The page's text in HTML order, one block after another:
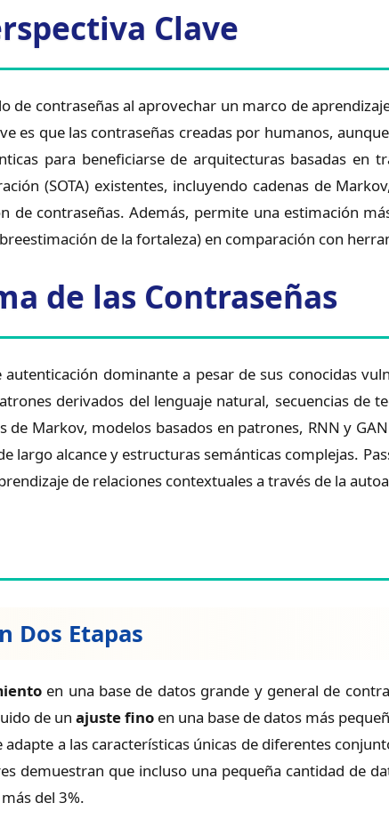
Clave
de contraseñas al aprovechar un marco de
es que las contraseñas creadas por humanos,
para beneficiarse de arquitecturas basadas en
(SOTA) existentes, incluyendo cadenas de
de contraseñas. Además, permite una estimación
de la fortaleza) en comparación con
de las Contraseñas
dominante a pesar de sus conocidas
derivados del lenguaje natural, secuencias de
de Markov, modelos basados en patrones, RNN y
alcance y estructuras semánticas complejas.
de relaciones contextuales a través de la
Dos Etapas
en una base de datos grande y general de
de un ajuste fino en una base de datos más
a las características únicas de diferentes
demuestran que incluso una pequeña cantidad de
del 3%.